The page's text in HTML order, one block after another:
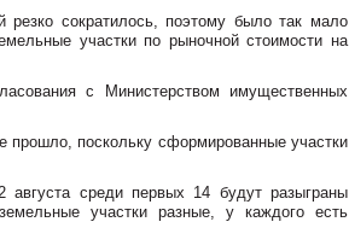
резко сократилось, поэтому было так мало
участки по рыночной стоимости на
с Министерством имущественных
прошло, поскольку сформированные участки
среди первых 14 будут разыграны
участки разные, у каждого есть